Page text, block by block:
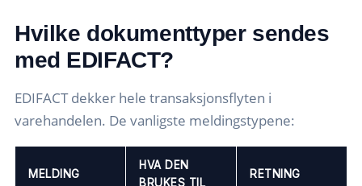
Hvilke dokumenttyper sendes
med EDIFACT?
EDIFACT dekker hele transaksjonsflyten i
varehandelen. De vanligste meldingstypene:
MELDING
HVA DEN
BRUKES TIL
RETNING